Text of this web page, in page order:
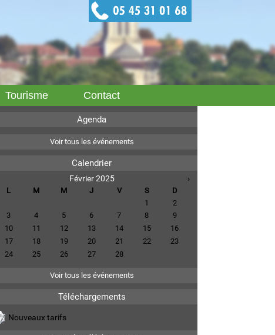
Tourisme Contact
Agenda
Voir tous les événements
Calendrier
Février 2025 ›
L M M J V S
D
1
2
3
4 5 6 7 8
9
10
11 12 13 14 15
16
17
18 19 20 21 22
23
24
25 26 27 28
Voir tous les événements
Téléchargements
Nouveaux tarifs